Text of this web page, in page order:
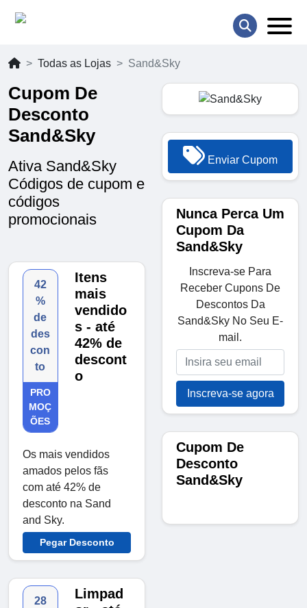
Todas as Lojas Sand&Sky
Cupom De
Desconto
Sand&Sky
Ativa Sand&Sky
Códigos de cupom e
códigos
promocionais
42
%
de
des
con
to
PRO
MOÇ
ÕES
Itens
mais
vendido
s - até
42% de
descont
o
Os mais vendidos
amados pelos fãs
com até 42% de
desconto na Sand
and Sky.
Pegar Desconto
28
Limpad
Enviar Cupom
Nunca Perca Um
Cupom Da
Sand&Sky
Inscreva-se Para
Receber Cupons De
Descontos Da
Sand&Sky No Seu E-
mail.
Inscreva-se agora
Cupom De
Desconto
Sand&Sky